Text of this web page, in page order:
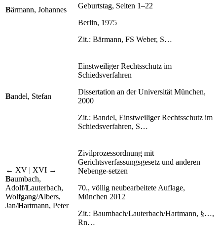
Bärmann, Johannes
Geburtstag, Seiten 1–22
Berlin, 1975
Zit.: Bärmann, FS Weber, S…
Bandel, Stefan
Einstweiliger Rechtsschutz im
Schiedsverfahren
Dissertation an der Universität München,
2000
Zit.: Bandel, Einstweiliger Rechtsschutz im
Schiedsverfahren, S…
← XV | XVI →
Baumbach,
Adolf/Lauterbach,
Wolfgang/Albers,
Jan/Hartmann, Peter
Zivilprozessordnung mit
Gerichtsverfassungsgesetz und anderen
Nebenge-setzen
70., völlig neubearbeitete Auflage,
München 2012
Zit.: Baumbach/Lauterbach/Hartmann, §…,
Rn…